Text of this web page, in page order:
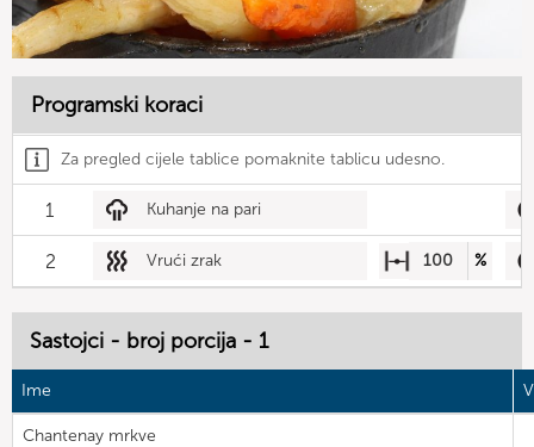
Programski koraci
Za pregled cijele tablice pomaknite tablicu udesno.
1 Kuhanje na pari
2 Vrući zrak 100 %
Sastojci - broj porcija - 1
Ime
Chantenay mrkve